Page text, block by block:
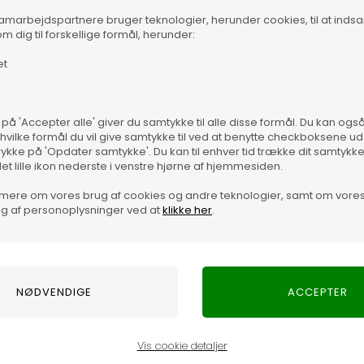
bruger teknologier, herunder cookies, til at
dig til forskellige formål, herunder:
'Accepter alle' giver du samtykke til alle disse formål. Du kan
formål du vil give samtykke til ved at benytte checkboksene
på 'Opdater samtykke'. Du kan til enhver tid trække dit
lille ikon nederste i venstre hjørne af hjemmesiden.
om vores brug af cookies og andre teknologier, samt om
af personoplysninger ved atklikke her.
Vis cookie detaljer
kvinde. Taskens elegante udtryk og praktiske
farten, til arbejde eller en tur i byen.